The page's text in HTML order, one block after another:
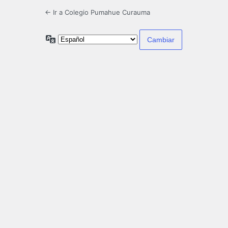
← Ir a Colegio Pumahue Curauma
Idioma